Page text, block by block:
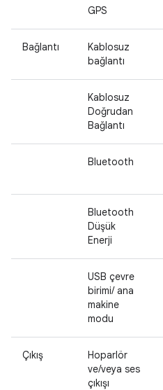
GPS
Bağlantı
Kablosuz
bağlantı
Kablosuz
Doğrudan
Bağlantı
Bluetooth
Bluetooth
Düşük
Enerji
USB çevre
birimi/ ana
makine
modu
Çıkış
Hoparlör
ve/veya ses
çıkışı